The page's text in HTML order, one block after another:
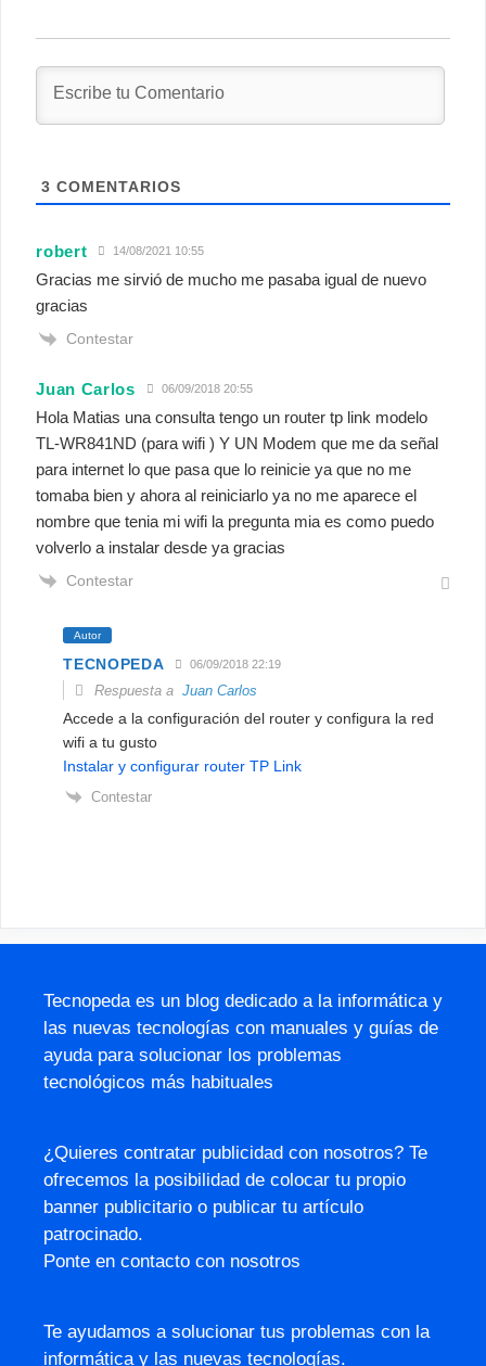
3 COMENTARIOS
robert 14/08/2021 10:55
Gracias me sirvió de mucho me pasaba igual de nuevo
gracias
Contestar
Juan Carlos 06/09/2018 20:55
Hola Matias una consulta tengo un router tp link modelo
TL-WR841ND (para wifi ) Y UN Modem que me da señal
para internet lo que pasa que lo reinicie ya que no me
tomaba bien y ahora al reiniciarlo ya no me aparece el
nombre que tenia mi wifi la pregunta mia es como puedo
volverlo a instalar desde ya gracias
Contestar
Autor
TECNOPEDA 06/09/2018 22:19
Respuesta aJuan Carlos
Accede a la configuración del router y configura la red
wifi a tu gusto
Instalar y configurar router TP Link
Contestar
Tecnopeda es un blog dedicado a la informática y
las nuevas tecnologías con manuales y guías de
ayuda para solucionar los problemas
tecnológicos más habituales
¿Quieres contratar publicidad con nosotros? Te
ofrecemos la posibilidad de colocar tu propio
banner publicitario o publicar tu artículo
patrocinado.
Ponte en contacto con nosotros
Te ayudamos a solucionar tus problemas con la
informática y las nuevas tecnologías.